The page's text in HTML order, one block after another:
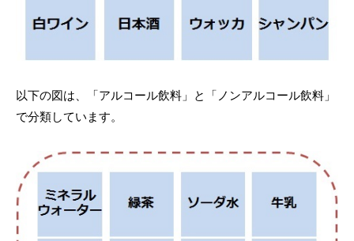
以下の図は、「アルコール飲料」と「ノンアルコール飲料」
で分類しています。